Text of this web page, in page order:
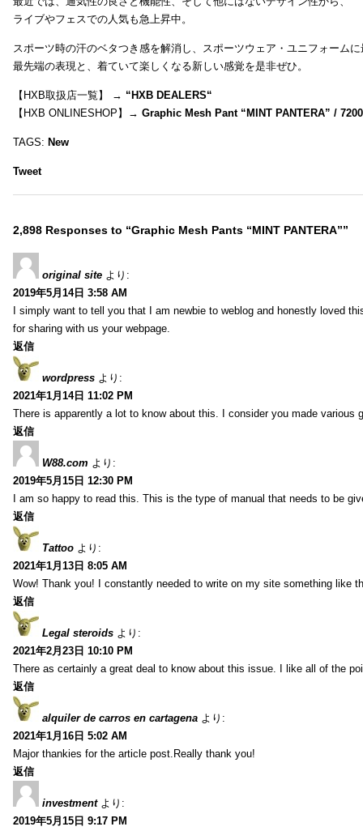
ライブやフェスでの人気も急上昇中。
スポーツ時の汗のベタつき感を解消し、スポーツウェア・ユニフォーム
最先端の表現と、着ていて楽しくなる新しい感覚を是非ぜひ。
【HXB取扱店一覧】 → “HXB DEALERS“
【HXB ONLINESHOP】→ Graphic Mesh Pant “MINT PANTERA” /
TAGS: New
Tweet
2,898 Responses to “Graphic Mesh Pants “MINT PANTERA””
original site より:
2019年5月14日 3:58 AM
I simply want to tell you that I am newbie to weblog and honestly loved
for sharing with us your webpage.
返信
wordpress より:
2021年1月14日 11:02 PM
There is apparently a lot to know about this. I consider you made various
返信
W88.com より:
2019年5月15日 12:30 PM
I am so happy to read this. This is the type of manual that needs to be
返信
Tattoo より:
2021年1月13日 8:05 AM
Wow! Thank you! I constantly needed to write on my site something like
返信
Legal steroids より:
2021年2月23日 10:10 PM
There as certainly a great deal to know about this issue. I like all of the
返信
alquiler de carros en cartagena より:
2021年1月16日 5:02 AM
Major thankies for the article post.Really thank you!
返信
investment より:
2019年5月15日 9:17 PM